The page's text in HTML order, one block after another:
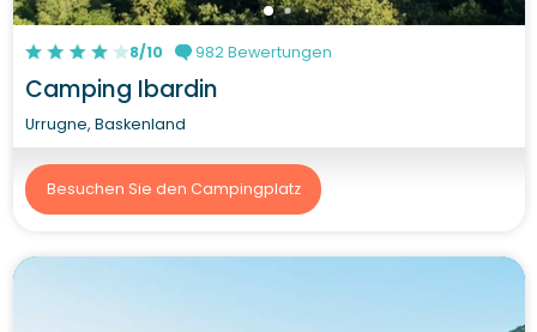
8/10 982 Bewertungen
Camping Ibardin
Urrugne, Baskenland
Besuchen Sie den Campingplatz